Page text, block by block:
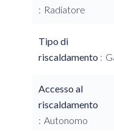
Radiatore
Tipo di
riscaldamento
Accesso al
riscaldamento
Autonomo